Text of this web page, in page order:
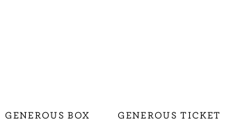
GENEROUS BOX GENEROUS TICKET